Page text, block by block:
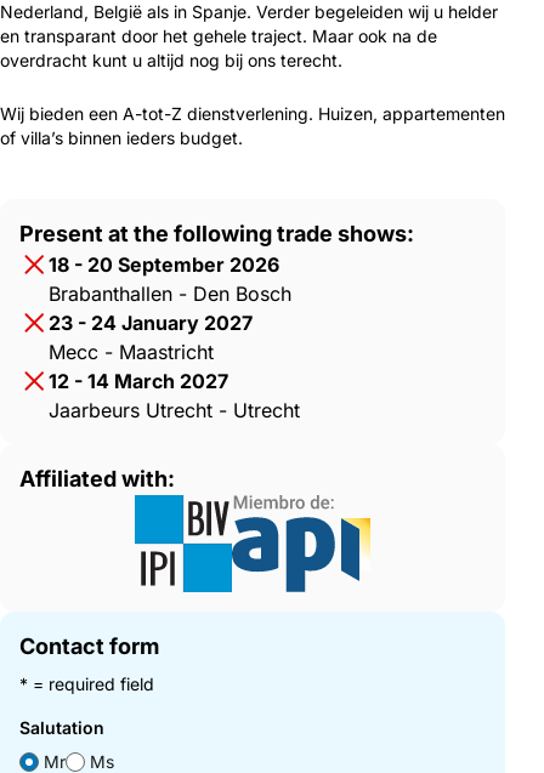
Nederland, België als in Spanje. Verder begeleiden wij u helder
en transparant door het gehele traject. Maar ook na de
overdracht kunt u altijd nog bij ons terecht.
Wij bieden een A-tot-Z dienstverlening. Huizen, appartementen
of villa’s binnen ieders budget.
Present at the following trade shows:
18 - 20 September 2026
Brabanthallen - Den Bosch
23 - 24 January 2027
Mecc - Maastricht
12 - 14 March 2027
Jaarbeurs Utrecht - Utrecht
Affiliated with:
Contact form
* = required field
Salutation
Mr
Ms